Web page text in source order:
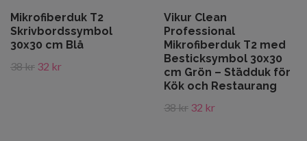
Mikrofiberduk T2
Skrivbordssymbol
30x30 cm Blå
38 kr 32 kr
Vikur Clean
Professional
Mikrofiberduk T2 med
Besticksymbol 30x30
cm Grön – Städduk för
Kök och Restaurang
38 kr 32 kr